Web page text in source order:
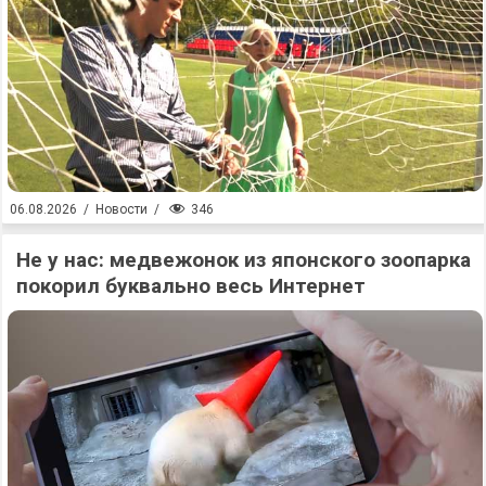
06.08.2026 / Новости / 346
Не у нас: медвежонок из японского зоопарка
покорил буквально весь Интернет